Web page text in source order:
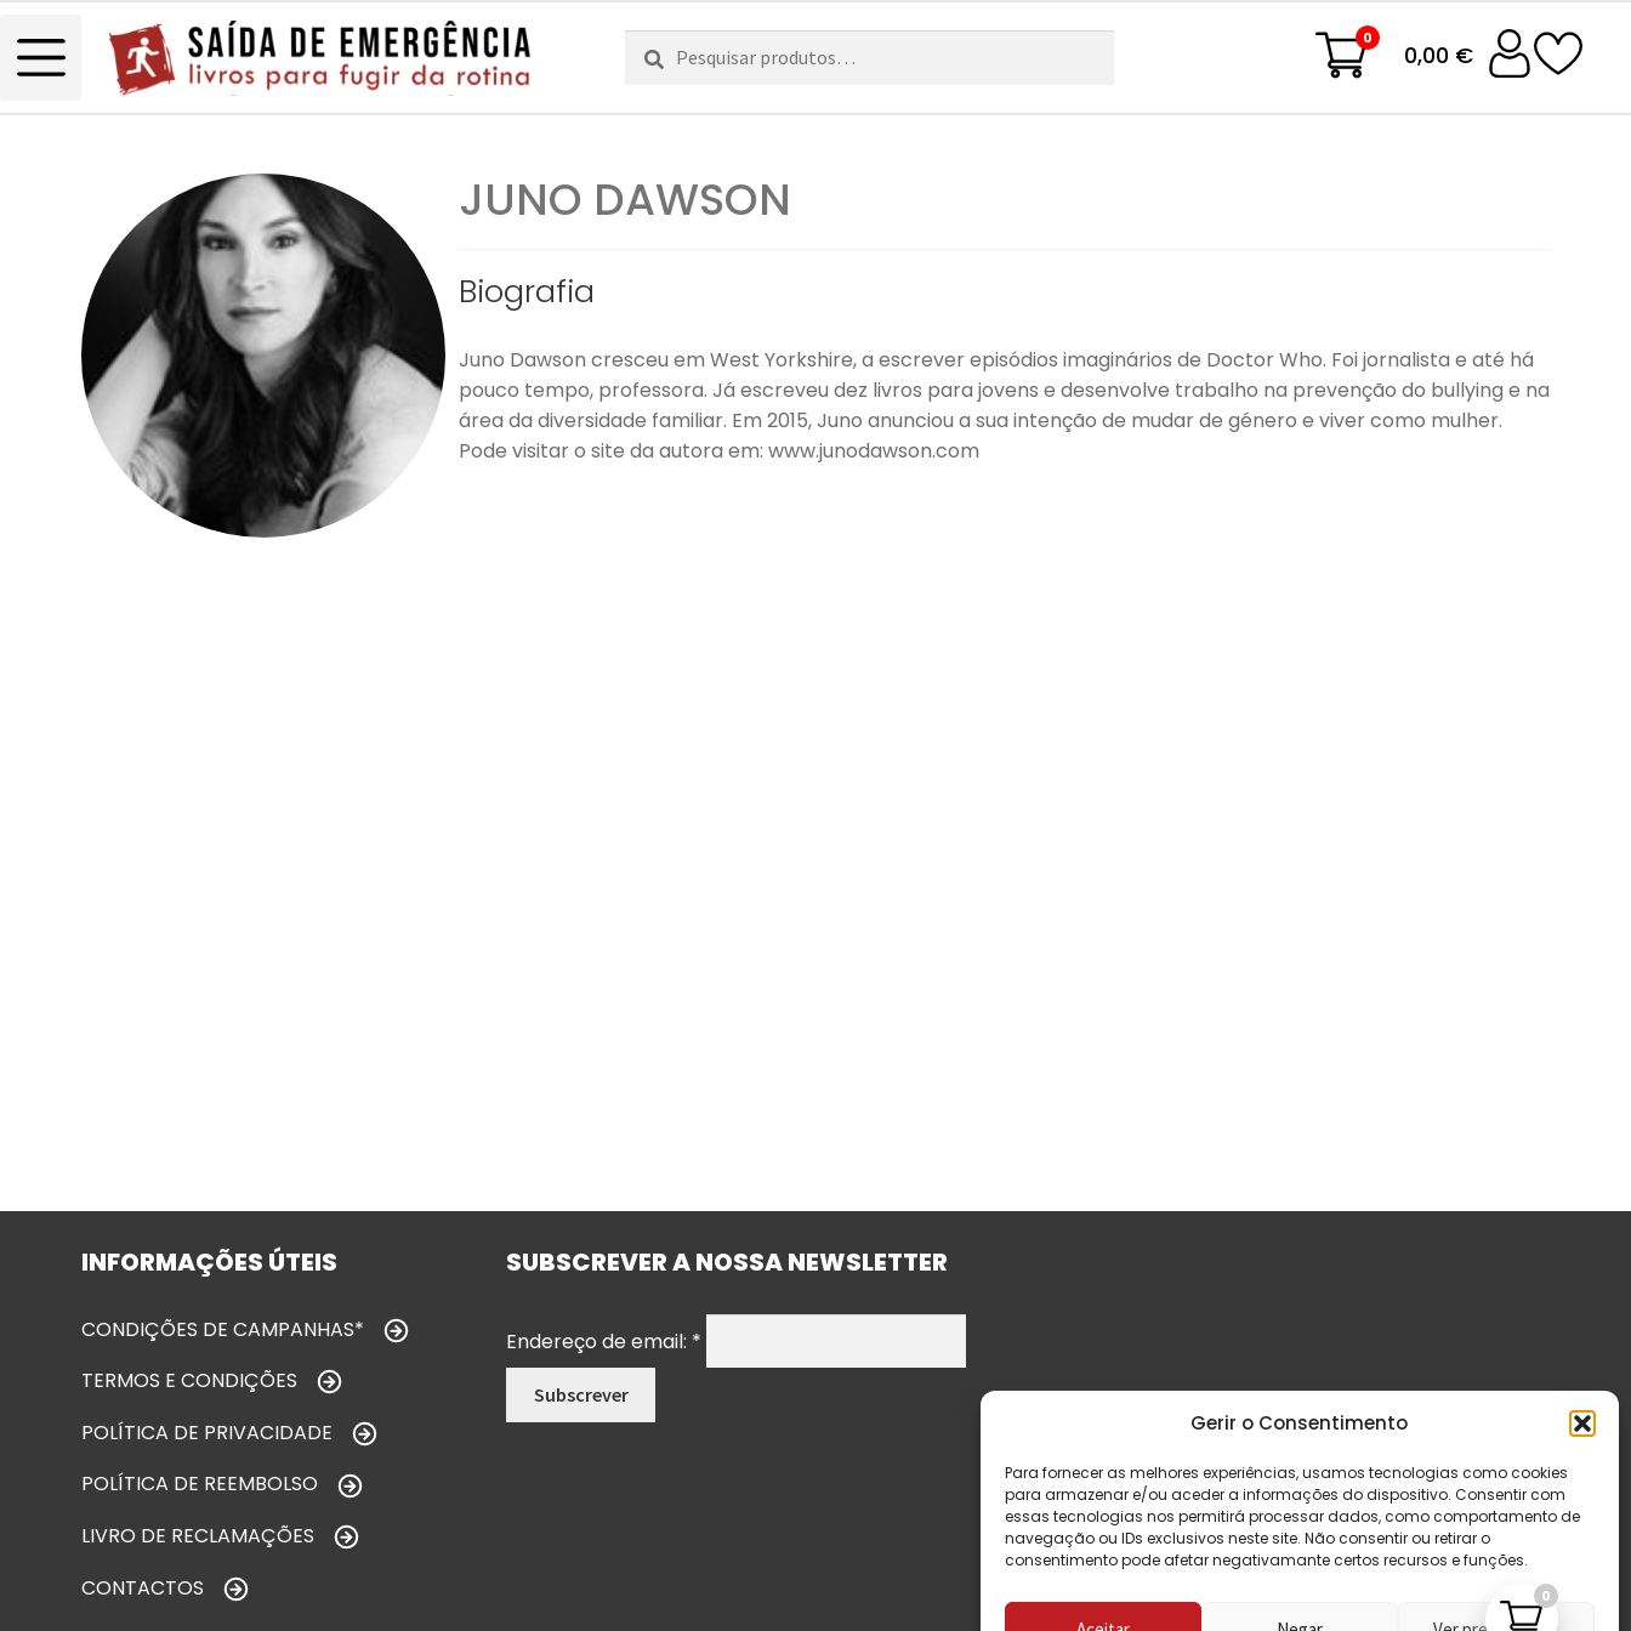
Gerir o Consentimento
Para fornecer as melhores experiências, usamos tecnologias como cookies
para armazenar e/ou aceder a informações do dispositivo. Consentir com
essas tecnologias nos permitirá processar dados, como comportamento de
navegação ou IDs exclusivos neste site. Não consentir ou retirar o
consentimento pode afetar negativamante certos recursos e funções.
Pesquisar
por:
Pesquisa 0
0,00 €
JUNO DAWSON
Biografia
Juno Dawson cresceu em West Yorkshire, a escrever episódios imaginários de Doctor Who. Foi jornalista e até há
pouco tempo, professora. Já escreveu dez livros para jovens e desenvolve trabalho na prevenção do bullying e na
área da diversidade familiar. Em 2015, Juno anunciou a sua intenção de mudar de género e viver como mulher.
Pode visitar o site da autora em: www.junodawson.com
INFORMAÇÕES ÚTEIS
CONDIÇÕES DE CAMPANHAS*
TERMOS E CONDIÇÕES
POLÍTICA DE PRIVACIDADE
POLÍTICA DE REEMBOLSO
LIVRO DE RECLAMAÇÕES
CONTACTOS
SUBSCREVER A NOSSA NEWSLETTER
Endereço de email: *
0